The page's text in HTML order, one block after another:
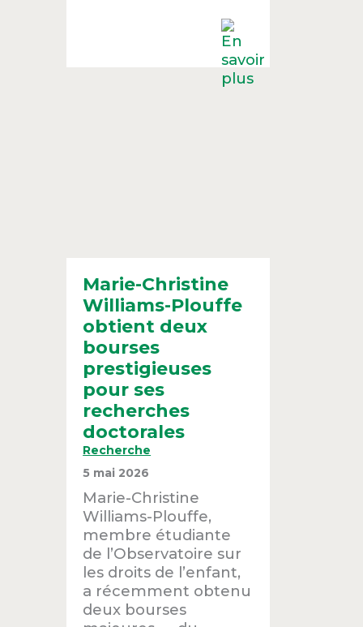
Marie-Christine
Williams-Plouffe
obtient deux
bourses
prestigieuses
pour ses
recherches
doctorales
Recherche
5 mai 2026
Marie-Christine
Williams-Plouffe,
membre étudiante
de l’Observatoire sur
les droits de l’enfant,
a récemment obtenu
deux bourses